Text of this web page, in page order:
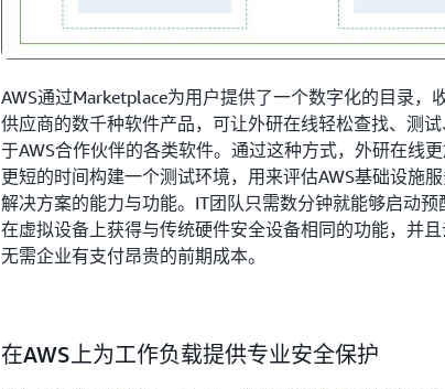
AWS通过Marketplace为用户提供了一个数字化的目录，
供应商的数千种软件产品，可让外研在线轻松查找、测
于AWS合作伙伴的各类软件。通过这种方式，外研在线
更短的时间构建一个测试环境，用来评估AWS基础设施
解决方案的能力与功能。IT团队只需数分钟就能够启动预
在虚拟设备上获得与传统硬件安全设备相同的功能，并
无需企业有支付昂贵的前期成本。
在AWS上为工作负载提供专业安全保护